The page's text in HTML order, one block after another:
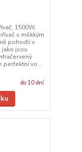
1500W,
s měkkým
pohodlí v
jako jsou
perfektní vo...
do 10 dní